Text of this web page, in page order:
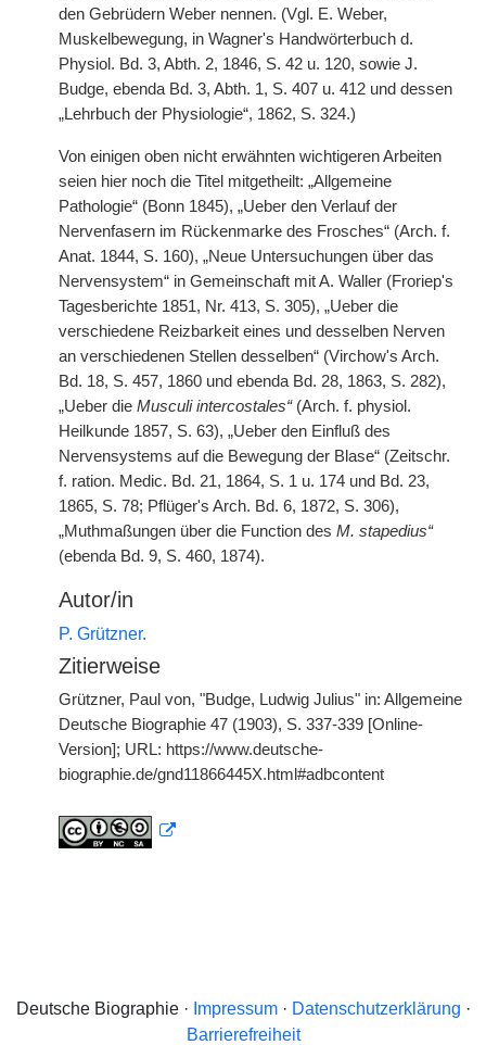
den Gebrüdern Weber nennen. (Vgl. E. Weber,
Muskelbewegung, in Wagner's Handwörterbuch d.
Physiol. Bd. 3, Abth. 2, 1846, S. 42 u. 120, sowie J.
Budge, ebenda Bd. 3, Abth. 1, S. 407 u. 412 und dessen
„Lehrbuch der Physiologie“, 1862, S. 324.)
Von einigen oben nicht erwähnten wichtigeren Arbeiten
seien hier noch die Titel mitgetheilt: „Allgemeine
Pathologie“ (Bonn 1845), „Ueber den Verlauf der
Nervenfasern im Rückenmarke des Frosches“ (Arch. f.
Anat. 1844, S. 160), „Neue Untersuchungen über das
Nervensystem“ in Gemeinschaft mit A. Waller (Froriep's
Tagesberichte 1851, Nr. 413, S. 305), „Ueber die
verschiedene Reizbarkeit eines und desselben Nerven
an verschiedenen Stellen desselben“ (Virchow's Arch.
Bd. 18, S. 457, 1860 und ebenda Bd. 28, 1863, S. 282),
„Ueber die Musculi intercostales“(Arch. f. physiol.
Heilkunde 1857, S. 63), „Ueber den Einfluß des
Nervensystems auf die Bewegung der Blase“ (Zeitschr.
f. ration. Medic. Bd. 21, 1864, S. 1 u. 174 und Bd. 23,
1865, S. 78; Pflüger's Arch. Bd. 6, 1872, S. 306),
„Muthmaßungen über die Function des M. stapedius“
(ebenda Bd. 9, S. 460, 1874).
Autor/in
P. Grützner.
Zitierweise
Grützner, Paul von, "Budge, Ludwig Julius" in: Allgemeine
Deutsche Biographie 47 (1903), S. 337-339 [Online-
Version]; URL: https://www.deutsche-
biographie.de/gnd11866445X.html#adbcontent
Deutsche Biographie · Impressum· Datenschutzerklärung ·
Barrierefreiheit